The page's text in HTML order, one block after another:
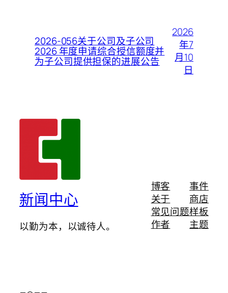
2026-056关于公司及子公司
2026 年度申请综合授信额度并
为子公司提供担保的进展公告
2026
年7
月10
日
新闻中心
以勤为本，以诚待人。
博客
关于
常见问题
作者
事件
商店
样板
主题